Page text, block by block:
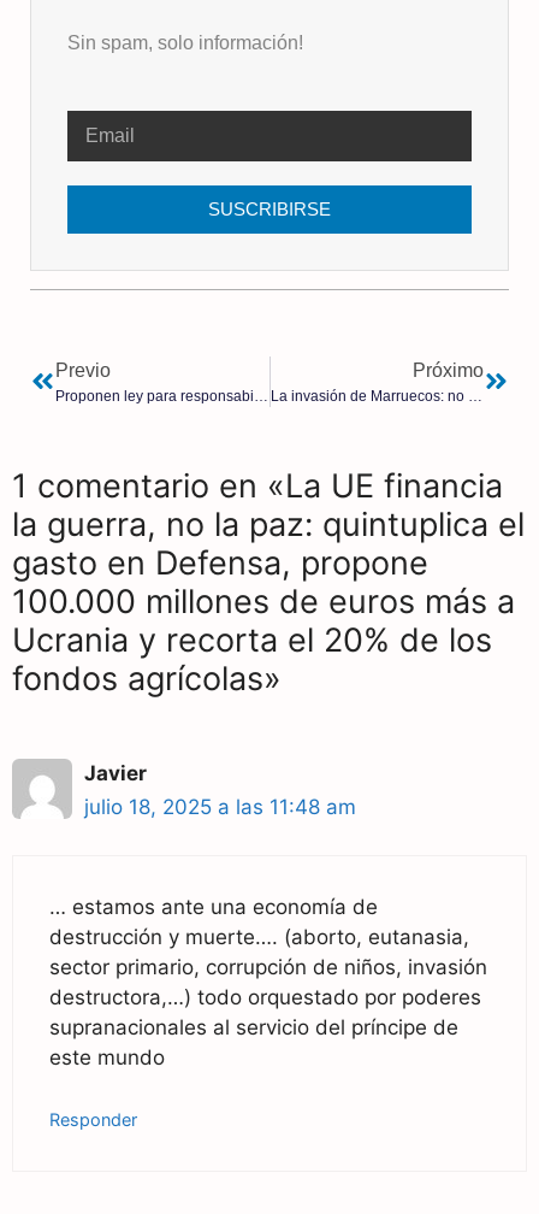
Sin spam, solo información!
SUSCRIBIRSE
Previo Próximo
1 comentario en «La UE financia
la guerra, no la paz: quintuplica el
gasto en Defensa, propone
100.000 millones de euros más a
Ucrania y recorta el 20% de los
fondos agrícolas»
Javier
julio 18, 2025 a las 11:48 am
… estamos ante una economía de
destrucción y muerte…. (aborto, eutanasia,
sector primario, corrupción de niños, invasión
destructora,…) todo orquestado por poderes
supranacionales al servicio del príncipe de
este mundo
Responder